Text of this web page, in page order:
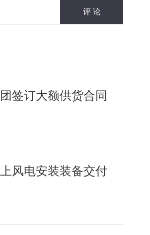
签订大额供货合同
风电安装装备交付